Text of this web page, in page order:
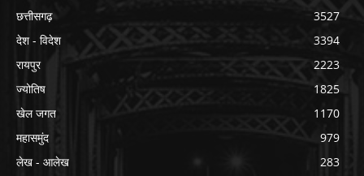
छत्तीसगढ़
3527
देश - विदेश
3394
रायपुर
2223
ज्योतिष
1825
खेल जगत
1170
महासमुंद
979
लेख - आलेख
283